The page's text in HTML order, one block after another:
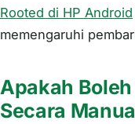
Rooted di HP Android
memengaruhi
Apakah
Secara